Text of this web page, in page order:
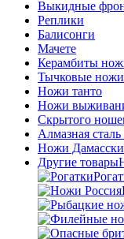
Выкидные
Реплики
Балисонги
Мачете
Керамбиты
Тычковые ножи
Ножи танто
Ножи
Скрытого
Алмазная
Ножи
Другие товары